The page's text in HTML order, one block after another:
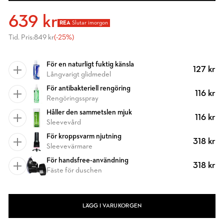
639 kr REA Slutar imorgon
Tid. Pris:849 kr(-25%)
För en naturligt fuktig känsla
Långvarigt glidmedel
127 kr
För antibakteriell rengöring
Rengöringsspray
116 kr
Håller den sammetslen mjuk
Sleevevård
116 kr
För kroppsvarm njutning
Sleevevärmare
318 kr
För handsfree-användning
Fäste för duschen
318 kr
LÄGG I VARUKORGEN